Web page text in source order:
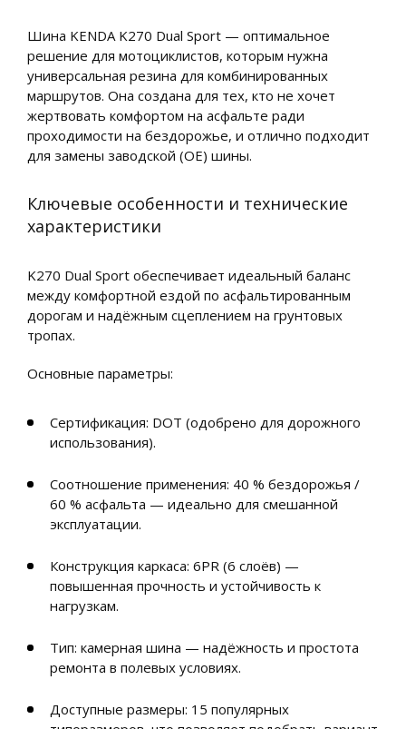
Шина KENDA K270 Dual Sport — оптимальное
решение для мотоциклистов, которым нужна
универсальная резина для комбинированных
маршрутов. Она создана для тех, кто не хочет
жертвовать комфортом на асфальте ради
проходимости на бездорожье, и отлично подходит
для замены заводской (OE) шины.
Ключевые особенности и технические
характеристики
K270 Dual Sport обеспечивает идеальный баланс
между комфортной ездой по асфальтированным
дорогам и надёжным сцеплением на грунтовых
тропах.
Основные параметры:
Сертификация: DOT (одобрено для дорожного
использования).
Соотношение применения: 40 % бездорожья /
60 % асфальта — идеально для смешанной
эксплуатации.
Конструкция каркаса: 6PR (6 слоёв) —
повышенная прочность и устойчивость к
нагрузкам.
Тип: камерная шина — надёжность и простота
ремонта в полевых условиях.
Доступные размеры: 15 популярных